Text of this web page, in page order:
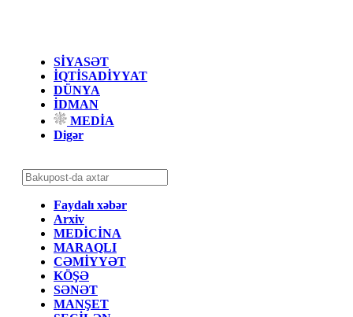
SİYASƏT
İQTİSADİYYAT
DÜNYA
İDMAN
MEDİA
Digər
Faydalı xəbər
Arxiv
MEDİCİNA
MARAQLI
CƏMİYYƏT
KÖŞƏ
SƏNƏT
MANŞET